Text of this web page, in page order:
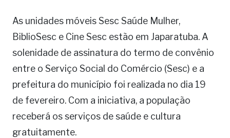
As unidades móveis Sesc Saúde Mulher,
BiblioSesc e Cine Sesc estão em Japaratuba. A
solenidade de assinatura do termo de convênio
entre o Serviço Social do Comércio (Sesc) e a
prefeitura do município foi realizada no dia 19
de fevereiro. Com a iniciativa, a população
receberá os serviços de saúde e cultura
gratuitamente.